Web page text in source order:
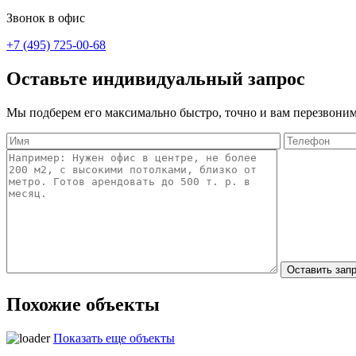
Звонок в офис
+7 (495) 725-00-68
Оставьте индивидуальный запрос
Мы подберем его максимально быстро, точно и вам
Похожие объекты
Показать еще объекты